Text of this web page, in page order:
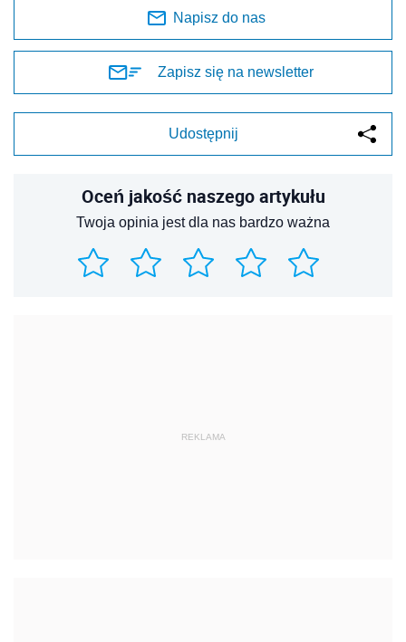
Napisz do nas
Zapisz się na newsletter
Udostępnij
Oceń jakość naszego artykułu
Twoja opinia jest dla nas bardzo ważna
REKLAMA